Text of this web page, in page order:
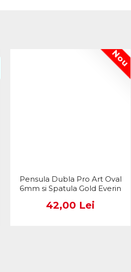
Nou
Pensula Dubla Pro Art Oval
6mm si Spatula Gold Everin
42,00 Lei